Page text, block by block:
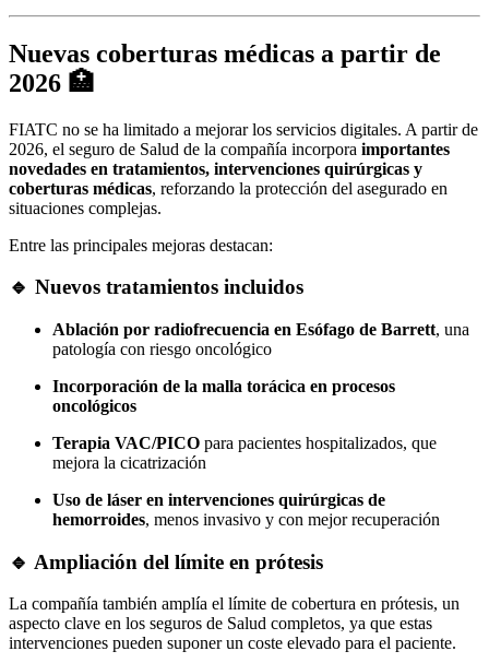
Nuevas coberturas médicas a partir de
2026 🏥
FIATC no se ha limitado a mejorar los servicios digitales. A partir de
2026, el seguro de Salud de la compañía incorpora importantes
novedades en tratamientos, intervenciones quirúrgicas y
coberturas médicas, reforzando la protección del asegurado en
situaciones complejas.
Entre las principales mejoras destacan:
🔹 Nuevos tratamientos incluidos
Ablación por radiofrecuencia en Esófago de Barrett, una
patología con riesgo oncológico
Incorporación de la malla torácica en procesos
oncológicos
Terapia VAC/PICO para pacientes hospitalizados, que
mejora la cicatrización
Uso de láser en intervenciones quirúrgicas de
hemorroides, menos invasivo y con mejor recuperación
🔹 Ampliación del límite en prótesis
La compañía también amplía el límite de cobertura en prótesis, un
aspecto clave en los seguros de Salud completos, ya que estas
intervenciones pueden suponer un coste elevado para el paciente.